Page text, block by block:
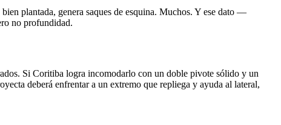
plantada, genera saques de esquina. Muchos. Y ese dato —
no profundidad.
Si Coritiba logra incomodarlo con un doble pivote sólido y un
deberá enfrentar a un extremo que repliega y ayuda al lateral,